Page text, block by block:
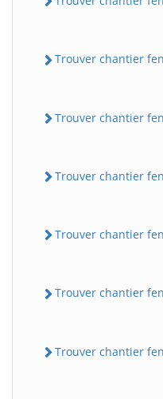
Trouver chantier
Trouver chantier
Trouver chantier
Trouver chantier
Trouver chantier
Trouver chantier